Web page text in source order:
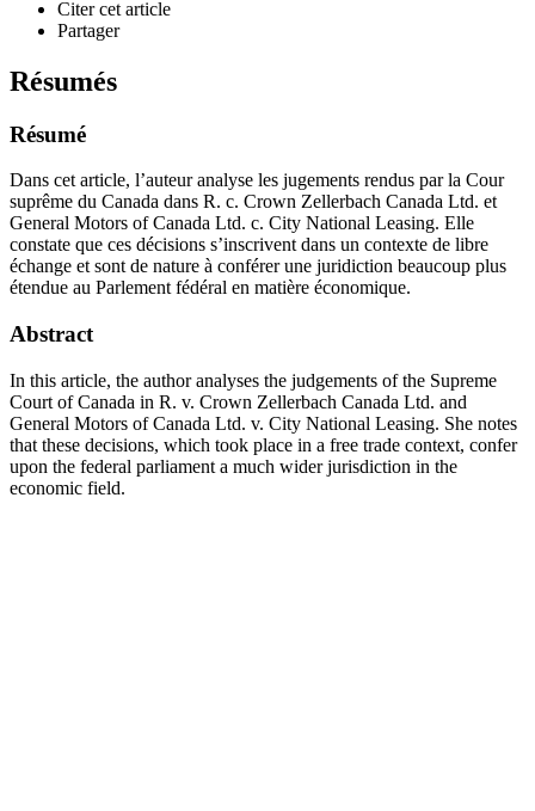
Citer cet article
Partager
Résumés
Résumé
Dans cet article, l’auteur analyse les jugements rendus par la Cour
suprême du Canada dans R. c. Crown Zellerbach Canada Ltd. et
General Motors of Canada Ltd. c. City National Leasing. Elle
constate que ces décisions s’inscrivent dans un contexte de libre
échange et sont de nature à conférer une juridiction beaucoup plus
étendue au Parlement fédéral en matière économique.
Abstract
In this article, the author analyses the judgements of the Supreme
Court of Canada in R. v. Crown Zellerbach Canada Ltd. and
General Motors of Canada Ltd. v. City National Leasing. She notes
that these decisions, which took place in a free trade context, confer
upon the federal parliament a much wider jurisdiction in the
economic field.